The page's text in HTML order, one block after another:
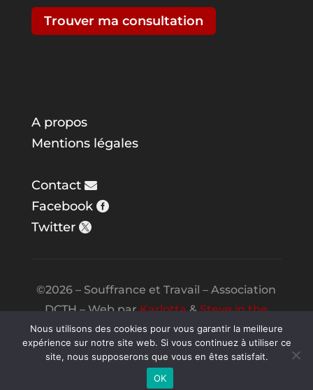
Trouver ma consultation
A propos
Mentions légales
Contact
Facebook
Twitter
©2026 – Souffrance et Travail – Association
DCTH – Web parKarlotta&Steve in the
Night
Nous utilisons des cookies pour vous garantir la meilleure
expérience sur notre site web. Si vous continuez à utiliser ce
site, nous supposerons que vous en êtes satisfait.
OK